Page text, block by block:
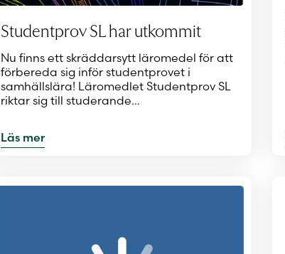
Studentprov SL har utkommit
Nu finns ett skräddarsytt läromedel för att
förbereda sig inför studentprovet i
samhällslära! Läromedlet Studentprov SL
riktar sig till studerande…
Läs mer